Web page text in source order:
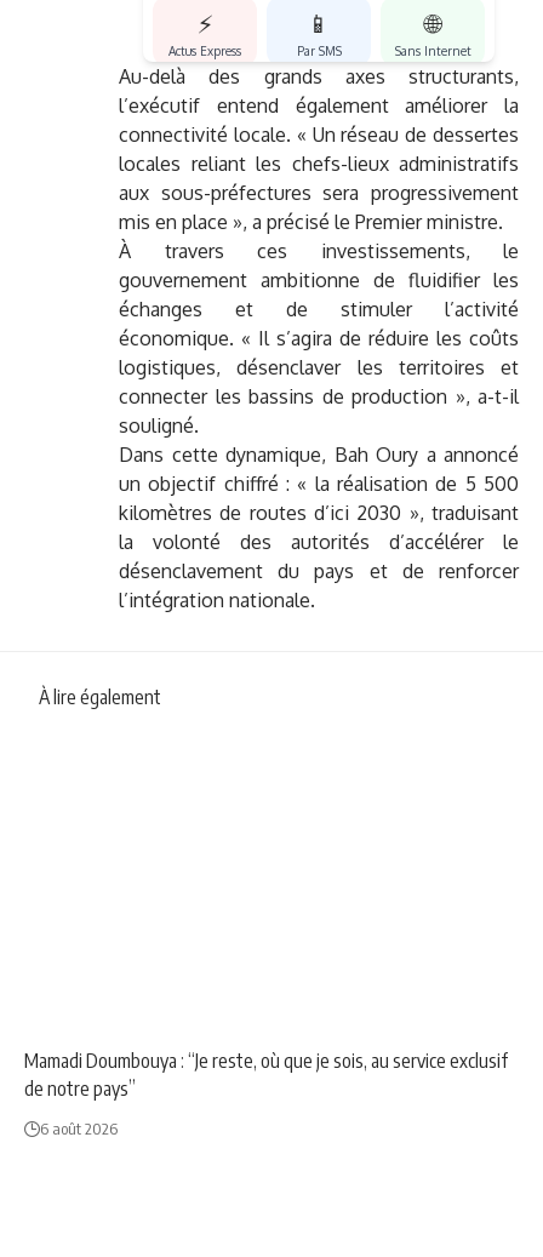
⚡
Actus Express
📱
Par SMS
🌐
Sans Internet
Au-delà des grands axes structurants,
l’exécutif entend également améliorer la
connectivité locale. « Un réseau de dessertes
locales reliant les chefs-lieux administratifs
aux sous-préfectures sera progressivement
mis en place », a précisé le Premier ministre.
À travers ces investissements, le
gouvernement ambitionne de fluidifier les
échanges et de stimuler l’activité
économique. « Il s’agira de réduire les coûts
logistiques, désenclaver les territoires et
connecter les bassins de production », a-t-il
souligné.
Dans cette dynamique, Bah Oury a annoncé
un objectif chiffré : « la réalisation de 5 500
kilomètres de routes d’ici 2030 », traduisant
la volonté des autorités d’accélérer le
désenclavement du pays et de renforcer
l’intégration nationale.
À lire également
Mamadi Doumbouya : “Je reste, où que je sois, au service exclusif
de notre pays”
6 août 2026